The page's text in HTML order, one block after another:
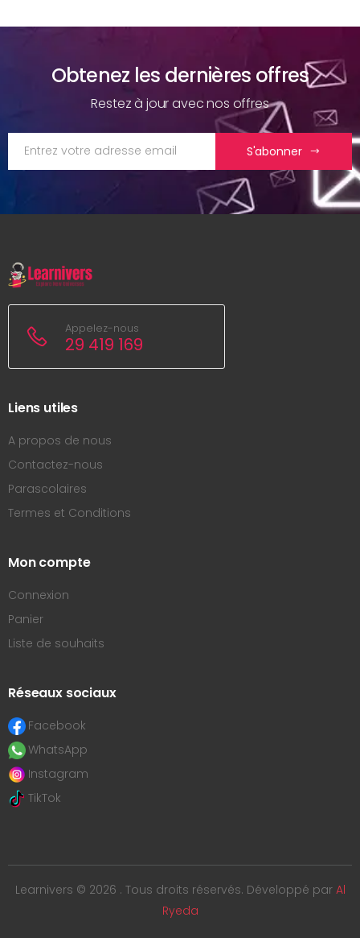
Obtenez les dernières offres
Restez à jour avec nos offres
S'abonner
Appelez-nous
29 419 169
Liens utiles
A propos de nous
Contactez-nous
Parascolaires
Termes et Conditions
Mon compte
Connexion
Panier
Liste de souhaits
Réseaux sociaux
Facebook
WhatsApp
Instagram
TikTok
Learnivers © 2026 . Tous droits réservés. Développé par Al
Ryeda